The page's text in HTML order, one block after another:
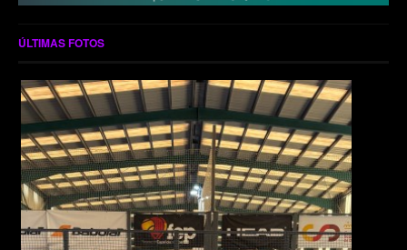
ÚLTIMAS FOTOS